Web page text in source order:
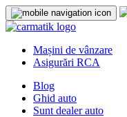
Mașini de vânzare
Asigurări RCA
Blog
Ghid auto
Sunt dealer auto